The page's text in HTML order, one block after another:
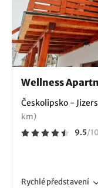
Wellness
Českolipsko -
km)
9.5/10
Rychlépředstavení